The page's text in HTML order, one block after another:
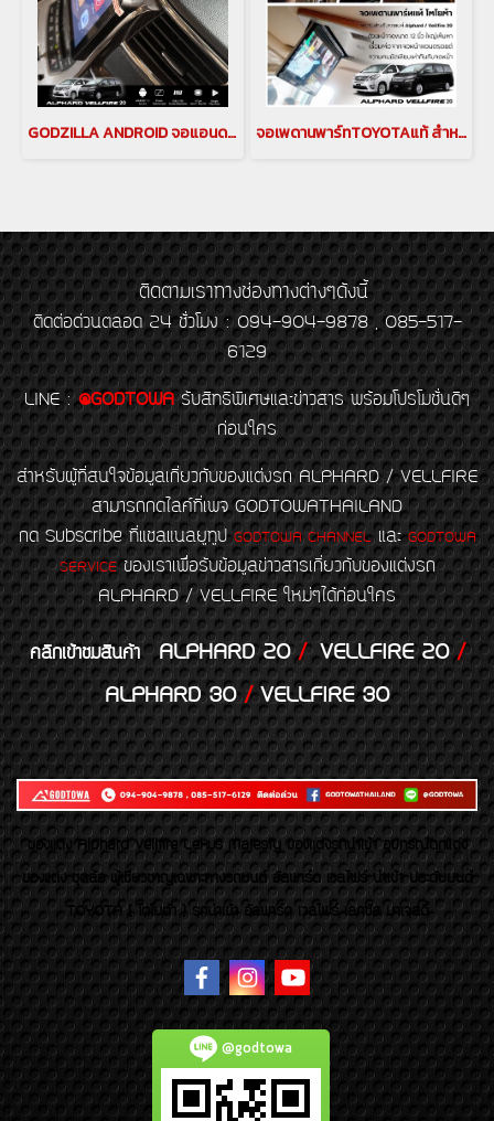
GODZILLA ANDROID จอแอนดรอยด์อัพเกรดฟังก์ชั่น สำหรับรถยนต์ ALPHARD / VELLFIRE 20 รุ่นปี 2008-2014 ram 6 android 11 จอเพดานพาร์ทTOYOTAแท้ สำหรับ ALPHARD / VELLFIRE 20 ขนาด12นิ้วตรงรุ่น สำหรับ อัลพาร์ด/เวลไฟร์ 20
ติดตามเราทางช่องทางต่างๆดังนี้
ติดต่อด่วนตลอด 24 ชั่วโมง : 094-904-9878 , 085-517-
6129
LINE : @GODTOWA รับสิทธิพิเศษและข่าวสาร พร้อมโปรโมชั่นดีๆ
ก่อนใคร
สำหรับผู้ที่สนใจข้อมูลเกี่ยวกับของแต่งรถ ALPHARD / VELLFIRE
สามารถกดไลค์ที่เพจ GODTOWATHAILAND
กด Subscribe ที่แชลแนลยูทูปGODTOWA CHANNELและGODTOWA
SERVICEของเราเพื่อรับข้อมูลข่าวสารเกี่ยวกับของแต่งรถ
ALPHARD / VELLFIRE ใหม่ๆได้ก่อนใคร
คลิกเข้าชมสินค้า ALPHARD 20/VELLFIRE 20/
ALPHARD 30/VELLFIRE 30
ของเเต่ง Alphard Vellfire Lexus Majesty ของเเต่งรถนำเข้า อุปกรณ์ตกแต่ง
ของแต่ง ชุดล้อ ผู้เชี่ยวชาญเฉพาะทางรถยนต์ อัลพาร์ด เวลไฟร์ นำเข้า ประดับยนต์
TOYOTA ( โตโยต้า ) รถนำเข้า อัลพาร์ด เวลไฟร์ เลกซัส มาเจสตี้
@godtowa